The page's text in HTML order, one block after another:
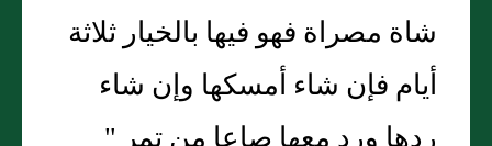
شاة مصراة فهو فيها بالخيار ثلاثة
أيام فإن شاء أمسكها وإن شاء